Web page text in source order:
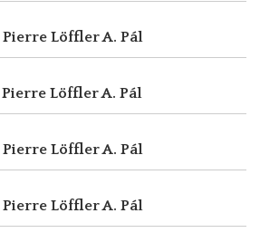
Pierre Löffler A. Pál
Pierre Löffler A. Pál
Pierre Löffler A. Pál
Pierre Löffler A. Pál